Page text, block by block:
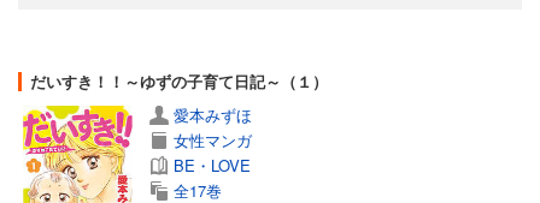
だいすき！！～ゆずの子育て日記～（１）
愛本みずほ
女性マンガ
BE・LOVE
全17巻